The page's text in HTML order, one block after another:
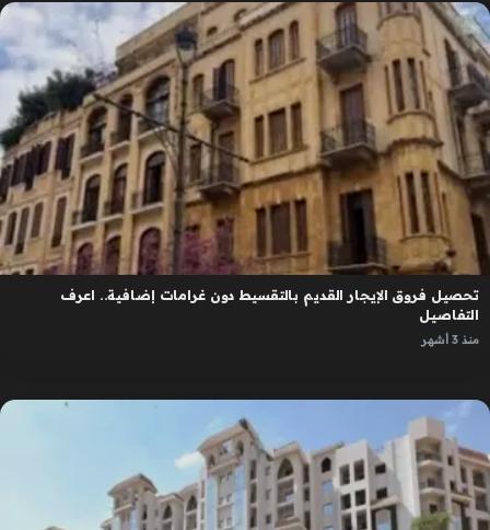
تحصيل فروق الإيجار القديم بالتقسيط دون غرامات إضافية.. اعرف
التفاصيل
منذ 3 أشهر